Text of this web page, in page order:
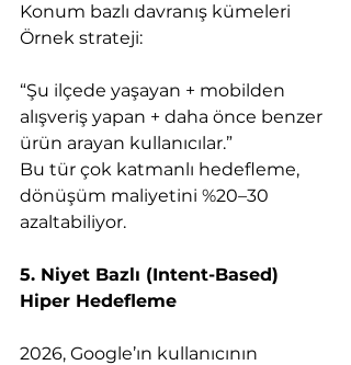
Konum bazlı davranış kümeleri
Örnek strateji:
“Şu ilçede yaşayan + mobilden
alışveriş yapan + daha önce benzer
ürün arayan kullanıcılar.”
Bu tür çok katmanlı hedefleme,
dönüşüm maliyetini %20–30
azaltabiliyor.
5. Niyet Bazlı (Intent-Based)
Hiper Hedefleme
2026, Google’ın kullanıcının